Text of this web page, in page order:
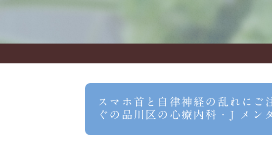
スマホ首と自律神経の乱れにご
ぐの品川区の心療内科・J メン